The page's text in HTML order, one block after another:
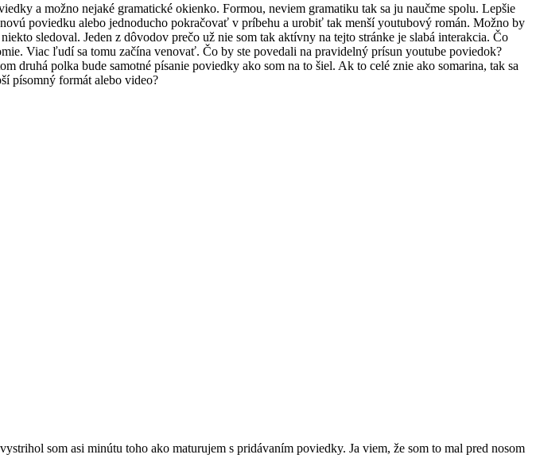
a možno nejaké gramatické okienko. Formou, neviem gramatiku tak sa ju naučme spolu. Lepšie
poviedku alebo jednoducho pokračovať v príbehu a urobiť tak menší youtubový román. Možno by
sledoval. Jeden z dôvodov prečo už nie som tak aktívny na tejto stránke je slabá interakcia. Čo
Viac ľudí sa tomu začína venovať. Čo by ste povedali na pravidelný prísun youtube poviedok?
druhá polka bude samotné písanie poviedky ako som na to šiel. Ak to celé znie ako somarina, tak sa
písomný formát alebo video?
som asi minútu toho ako maturujem s pridávaním poviedky. Ja viem, že som to mal pred nosom